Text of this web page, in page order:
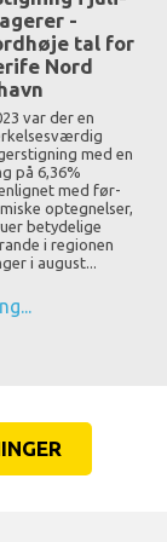
-
tal for
Nord
var der en
med en
på 6,36%
med før-
optegnelser,
betydelige
i regionen
i august...